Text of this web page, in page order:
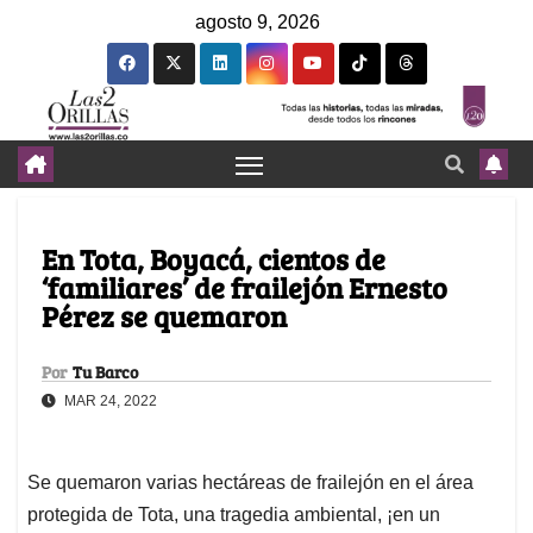
agosto 9, 2026
En Tota, Boyacá, cientos de
‘familiares’ de frailejón Ernesto
Pérez se quemaron
Por Tu Barco
MAR 24, 2022
Se quemaron varias hectáreas de frailejón en el área
protegida de Tota, una tragedia ambiental, ¡en un